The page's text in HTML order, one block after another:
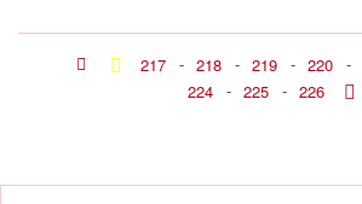
217 - 218 - 219 - 220 -
224 - 225 - 226